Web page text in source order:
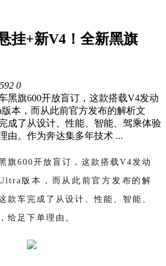
挂+新V4！全新黑旗
592 0
黑旗600开放盲订，这款搭载V4发动
本，而从此前官方发布的解析文
成了从设计、性能、智能、驾乘体验
由。作为奔达集多年技术 ...
旗600开放盲订，这款搭载V4发动
版本，而从此前官方发布的解
款车完成了从设计、性能、智能、
给足下单理由。